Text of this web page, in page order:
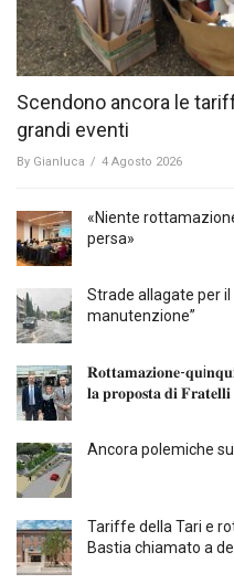
Scendono ancora le
grandi eventi
By Gianluca / 4 Agosto 2026
«Niente
persa»
Strade allagate per il
manutenzione”
𝐑𝐨𝐭𝐭𝐚𝐦𝐚𝐳𝐢𝐨𝐧𝐞-
𝐥𝐚 𝐩𝐫𝐨𝐩𝐨𝐬𝐭𝐚 𝐝𝐢 𝐅𝐫𝐚𝐭𝐞𝐥𝐥𝐢
Ancora polemiche
Tariffe della Tari e
Bastia chiamato a